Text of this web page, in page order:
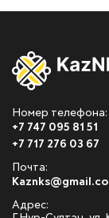
Номер телефона:
+7 747 095 81 51
+7 717 276 03 67
Почта:
Адрес: